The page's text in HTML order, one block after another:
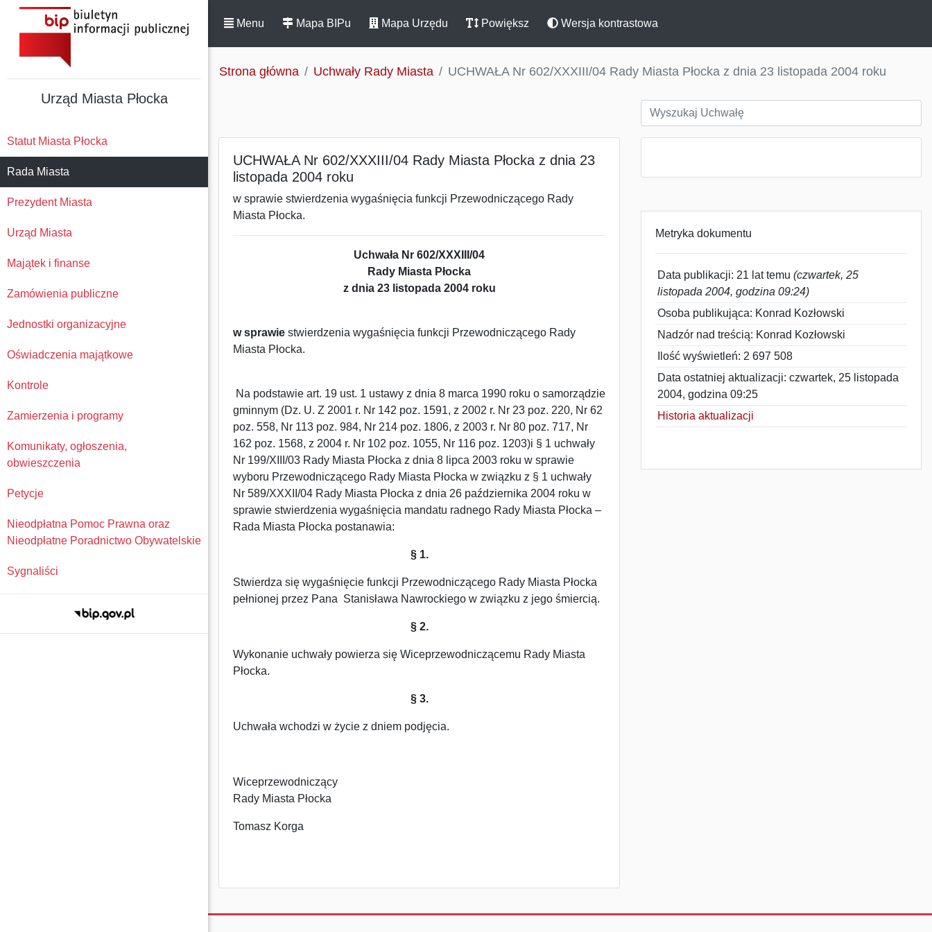
Urząd Miasta Płocka
Statut Miasta Płocka
Rada Miasta
Prezydent Miasta
Urząd Miasta
Majątek i finanse
Zamówienia publiczne
Jednostki organizacyjne
Oświadczenia majątkowe
Kontrole
Zamierzenia i programy
Komunikaty, ogłoszenia,
obwieszczenia
Petycje
Nieodpłatna Pomoc Prawna oraz
Nieodpłatne Poradnictwo Obywatelskie
Sygnaliści
Menu Mapa BIPu Mapa Urzędu Powiększ Wersja kontrastowa
Strona główna Uchwały Rady Miasta UCHWAŁA Nr 602/XXXIII/04 Rady Miasta Płocka z dnia 23 listopada 2004 roku
UCHWAŁA Nr 602/XXXIII/04 Rady Miasta Płocka z dnia 23
listopada 2004 roku
w sprawie stwierdzenia wygaśnięcia funkcji Przewodniczącego Rady
Miasta Płocka.
Uchwała Nr 602/XXXIII/04
Rady Miasta Płocka
z dnia 23 listopada 2004 roku
w sprawie stwierdzenia wygaśnięcia funkcji Przewodniczącego Rady
Miasta Płocka.
Na podstawie art. 19 ust. 1 ustawy z dnia 8 marca 1990 roku o samorządzie
gminnym (Dz. U. Z 2001 r. Nr 142 poz. 1591, z 2002 r. Nr 23 poz. 220, Nr 62
poz. 558, Nr 113 poz. 984, Nr 214 poz. 1806, z 2003 r. Nr 80 poz. 717, Nr
162 poz. 1568, z 2004 r. Nr 102 poz. 1055, Nr 116 poz. 1203)i § 1 uchwały
Nr 199/XIII/03 Rady Miasta Płocka z dnia 8 lipca 2003 roku w sprawie
wyboru Przewodniczącego Rady Miasta Płocka w związku z § 1 uchwały
Nr 589/XXXII/04 Rady Miasta Płocka z dnia 26 października 2004 roku w
sprawie stwierdzenia wygaśnięcia mandatu radnego Rady Miasta Płocka –
Rada Miasta Płocka postanawia:
§ 1.
Stwierdza się wygaśnięcie funkcji Przewodniczącego Rady Miasta Płocka
pełnionej przez Pana Stanisława Nawrockiego w związku z jego śmiercią.
§ 2.
Wykonanie uchwały powierza się Wiceprzewodniczącemu Rady Miasta
Płocka.
§ 3.
Uchwała wchodzi w życie z dniem podjęcia.
Wiceprzewodniczący
Rady Miasta Płocka
Tomasz Korga
Metryka dokumentu
Data publikacji: 21 lat temu (czwartek, 25
listopada 2004, godzina 09:24)
Osoba publikująca: Konrad Kozłowski
Nadzór nad treścią: Konrad Kozłowski
Ilość wyświetleń: 2 697 508
Data ostatniej aktualizacji: czwartek, 25 listopada
2004, godzina 09:25
Historia aktualizacji